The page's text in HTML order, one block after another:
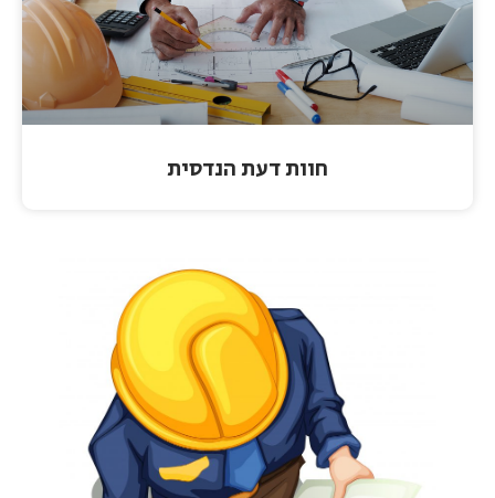
חוות דעת הנדסית